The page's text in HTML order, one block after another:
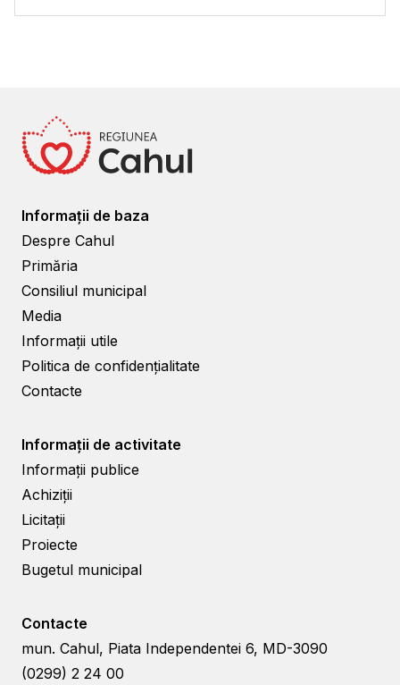
Informații de baza
Despre Cahul
Primăria
Consiliul municipal
Media
Informații utile
Politica de confidențialitate
Contacte
Informații de activitate
Informații publice
Achiziții
Licitații
Proiecte
Bugetul municipal
Contacte
mun. Cahul, Piata Independentei 6, MD-3090
(0299) 2 24 00